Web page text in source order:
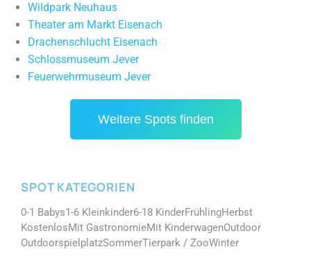
Wildpark Neuhaus
Theater am Markt Eisenach
Drachenschlucht Eisenach
Schlossmuseum Jever
Feuerwehrmuseum Jever
Weitere Spots finden
SPOT KATEGORIEN
0-1 Babys1-6 Kleinkinder6-18 KinderFrühlingHerbst
KostenlosMit GastronomieMit KinderwagenOutdoor
OutdoorspielplatzSommerTierpark / ZooWinter